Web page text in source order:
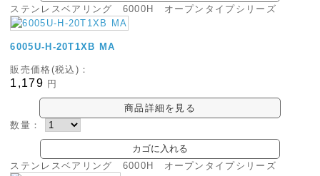
ステンレスベアリング 6000H オープンタイプシリーズ
6005U-H-20T1XB MA
販売価格(税込)：
1,179 円
商品詳細を見る
数量：
ステンレスベアリング 6000H オープンタイプシリーズ